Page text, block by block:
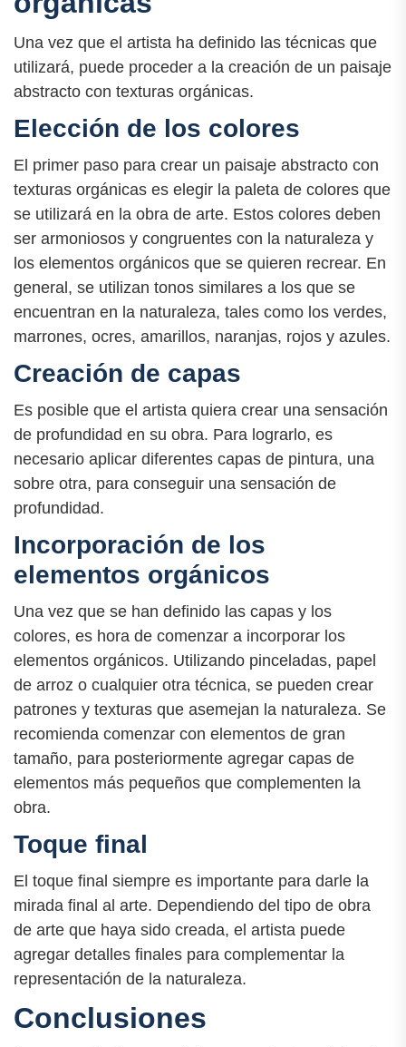
Una vez que el artista ha definido las técnicas que
utilizará, puede proceder a la creación de un paisaje
abstracto con texturas orgánicas.
Elección de los colores
El primer paso para crear un paisaje abstracto con
texturas orgánicas es elegir la paleta de colores que
se utilizará en la obra de arte. Estos colores deben
ser armoniosos y congruentes con la naturaleza y
los elementos orgánicos que se quieren recrear. En
general, se utilizan tonos similares a los que se
encuentran en la naturaleza, tales como los verdes,
marrones, ocres, amarillos, naranjas, rojos y azules.
Creación de capas
Es posible que el artista quiera crear una sensación
de profundidad en su obra. Para lograrlo, es
necesario aplicar diferentes capas de pintura, una
sobre otra, para conseguir una sensación de
profundidad.
Incorporación de los
elementos orgánicos
Una vez que se han definido las capas y los
colores, es hora de comenzar a incorporar los
elementos orgánicos. Utilizando pinceladas, papel
de arroz o cualquier otra técnica, se pueden crear
patrones y texturas que asemejan la naturaleza. Se
recomienda comenzar con elementos de gran
tamaño, para posteriormente agregar capas de
elementos más pequeños que complementen la
obra.
Toque final
El toque final siempre es importante para darle la
mirada final al arte. Dependiendo del tipo de obra
de arte que haya sido creada, el artista puede
agregar detalles finales para complementar la
representación de la naturaleza.
Conclusiones